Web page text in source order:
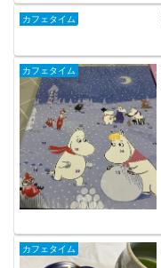
カフェタイム
カフェタイム
カフェタイム